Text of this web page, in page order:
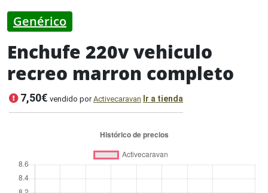
Genérico
Enchufe 220v vehiculo
recreo marron completo
7,50€ vendido porActivecaravan Ir a tienda